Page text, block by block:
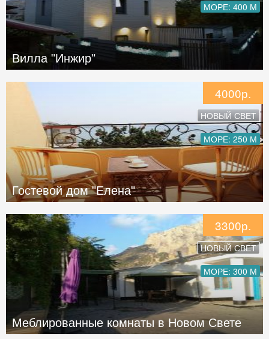
МОРЕ: 400 М
Вилла "Инжир"
4000р.
НОВЫЙ СВЕТ
МОРЕ: 250 М
Гостевой дом "Елена"
3300р.
НОВЫЙ СВЕТ
МОРЕ: 300 М
Меблированные комнаты в Новом Свете